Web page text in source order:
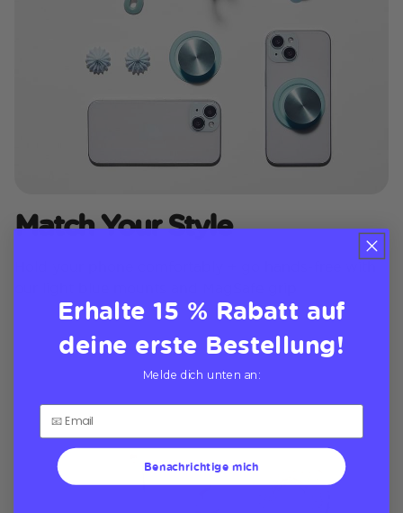
Match Your Style
Erhalte 15 % Rabatt auf
deine erste Bestellung!
Melde dich unten an:
Benachrichtige mich